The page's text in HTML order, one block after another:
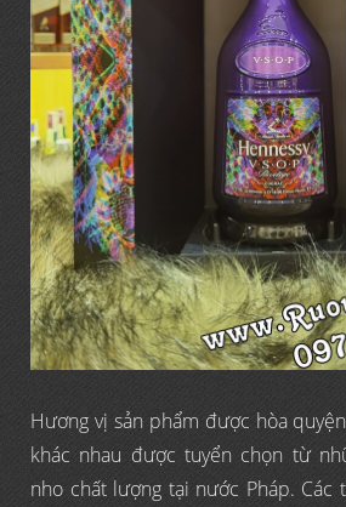
Hương vị sản phẩm được hòa
khác nhau được tuyển chọn từ
nho chất lượng tại nước Pháp. Các